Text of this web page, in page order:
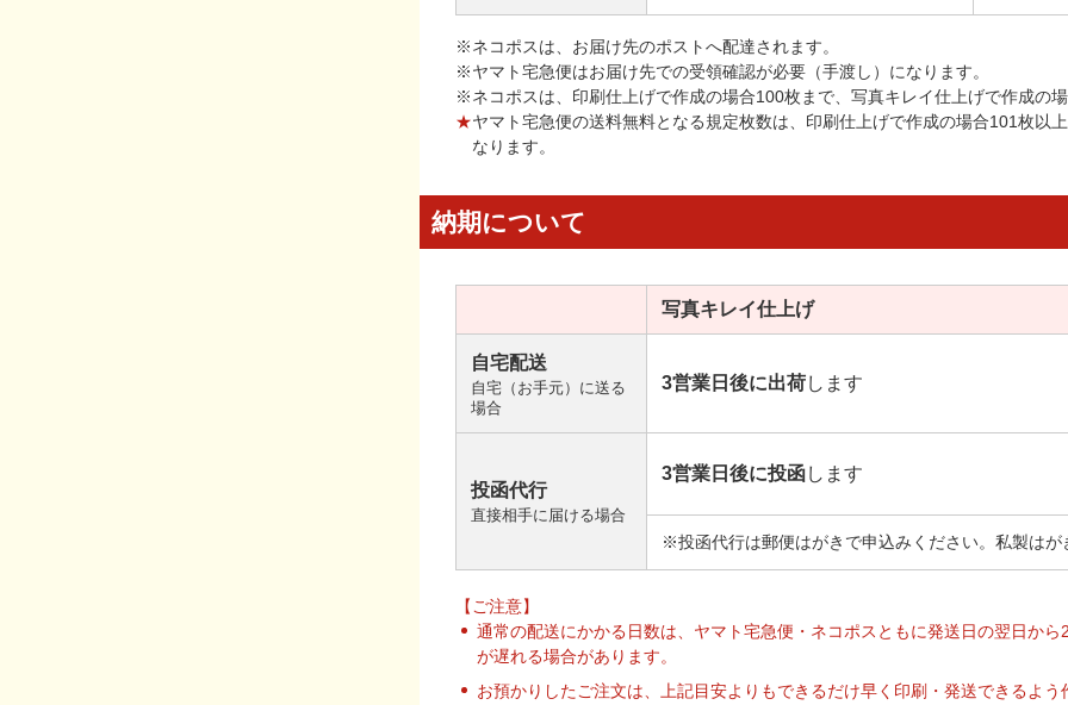
※ネコポスは、お届け先のポストへ配達されます。
※ヤマト宅急便はお届け先での受領確認が必要（手渡し）になります。
※ネコポスは、印刷仕上げで作成の場合100枚まで、写真キレイ仕上げで作成の
★ヤマト宅急便の送料無料となる規定枚数は、印刷仕上げで作成の場合101枚以
なります。
納期について
写真キレイ仕上げ
自宅配送
自宅（お手元）に送る
場合
3営業日後に出荷します
投函代行
直接相手に届ける場合
3営業日後に投函します
※投函代行は郵便はがきで申込みください。私製はが
【ご注意】
通常の配送にかかる日数は、ヤマト宅急便・ネコポスともに発送日の翌日か
が遅れる場合があります。
お預かりしたご注文は、上記目安よりもできるだけ早く印刷・発送できるよ